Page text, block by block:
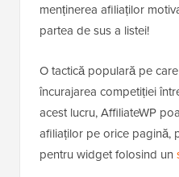
menținerea afiliaților
partea de sus a listei!
O tactică populară pe
încurajarea competiției
acest lucru, AffiliateWP
afiliaților pe orice pagină,
pentru widget folosind un